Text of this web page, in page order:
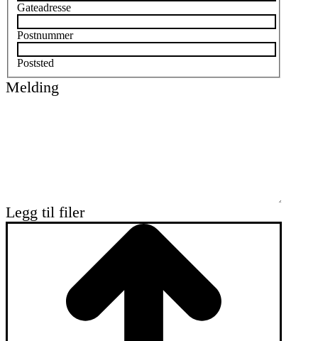
Gateadresse
Postnummer
Poststed
Melding
Legg til filer